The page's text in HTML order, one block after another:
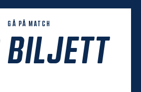
GÅ PÅ MATCH
BILJETT